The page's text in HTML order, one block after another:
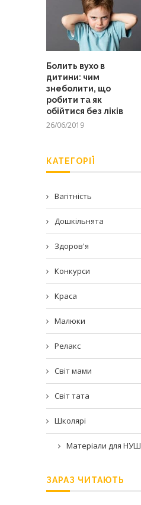
Болить вухо в
дитини: чим
знеболити, що
робити та як
обійтися без ліків
26/06/2019
КАТЕГОРІЇ
Вагітність
Дошкільнята
Здоров'я
Конкурси
Краса
Малюки
Релакс
Світ мами
Світ тата
Школярі
Матеріали для НУШ
ЗАРАЗ ЧИТАЮТЬ